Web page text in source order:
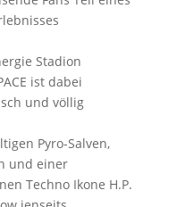
Stadion
ist dabei
und völlig
Pyro-Salven,
und einer
Techno Ikone H.P.